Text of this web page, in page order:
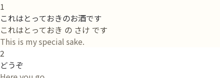
1
これはとっておきのお酒です
これはとっておき の さけ です
This is my special sake.
2
どうぞ